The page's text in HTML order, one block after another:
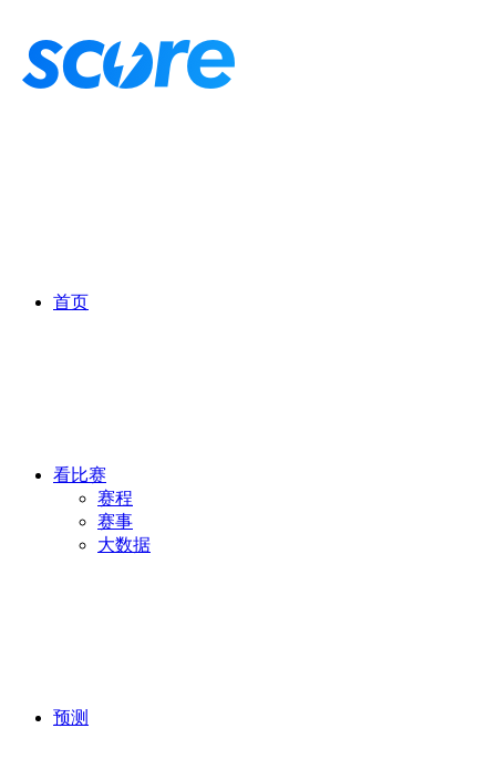
首页
看比赛
赛程
赛事
大数据
预测